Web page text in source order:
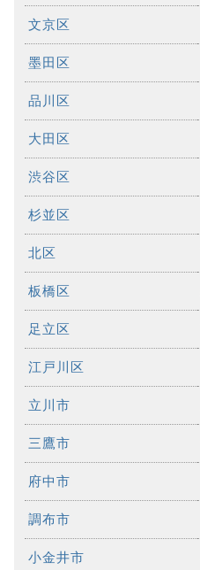
文京区
墨田区
品川区
大田区
渋谷区
杉並区
北区
板橋区
足立区
江戸川区
立川市
三鷹市
府中市
調布市
小金井市